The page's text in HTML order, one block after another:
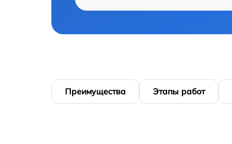
Преимущества Этапы работ